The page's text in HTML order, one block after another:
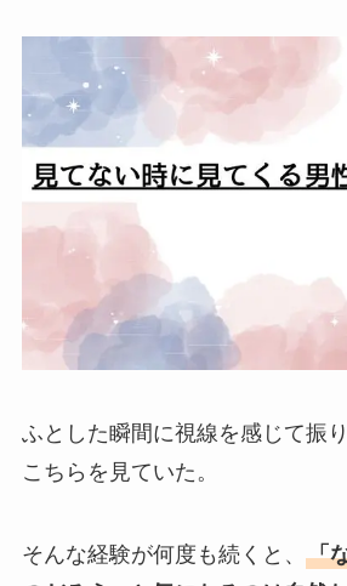
ふとした瞬間に視線を感じて振
こちらを見ていた。
そんな経験が何度も続くと、 「